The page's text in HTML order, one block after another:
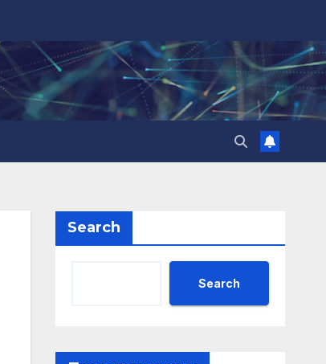
Search
Search